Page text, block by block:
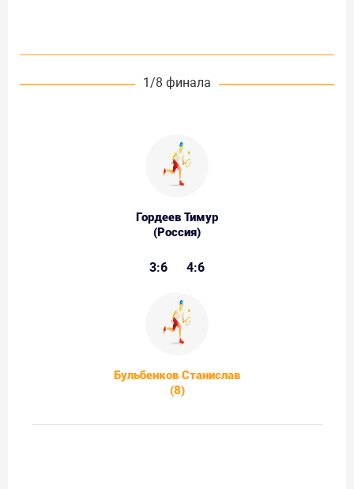
1/8 финала
Гордеев Тимур
(Россия)
3:6 4:6
Бульбенков Станислав
(8)